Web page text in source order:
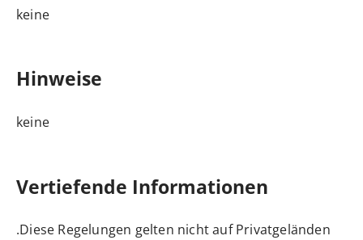
keine
Hinweise
keine
Vertiefende Informationen
Diese Regelungen gelten nicht auf Privatgeländen.